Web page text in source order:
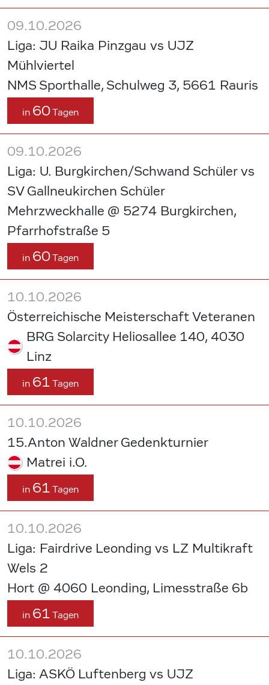
09.10.2026
Liga: JU Raika Pinzgau vs UJZ
Mühlviertel
NMS Sporthalle, Schulweg 3, 5661 Rauris
in 60Tagen
09.10.2026
Liga: U. Burgkirchen/Schwand Schüler vs
SV Gallneukirchen Schüler
Mehrzweckhalle @ 5274 Burgkirchen,
Pfarrhofstraße 5
in 60Tagen
10.10.2026
Österreichische Meisterschaft Veteranen
BRG Solarcity Heliosallee 140, 4030
Linz
in 61 Tagen
10.10.2026
15.Anton Waldner Gedenkturnier
Matrei i.O.
in 61 Tagen
10.10.2026
Liga: Fairdrive Leonding vs LZ Multikraft
Wels 2
Hort @ 4060 Leonding, Limesstraße 6b
in 61 Tagen
10.10.2026
Liga: ASKÖ Luftenberg vs UJZ